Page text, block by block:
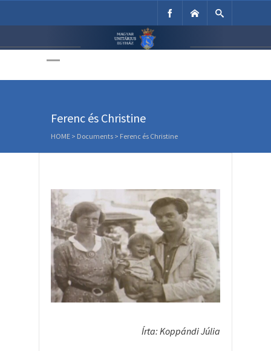
Unitárius Egyház
Ferenc és Christine
HOME > Documents > Ferenc és Christine
Írta: Koppándi Júlia